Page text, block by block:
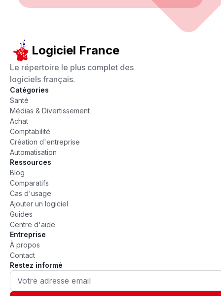
Logiciel France
Le répertoire le plus complet des
logiciels français.
Catégories
Santé
Médias & Divertissement
Achat
Comptabilité
Création d'entreprise
Automatisation
Ressources
Blog
Comparatifs
Cas d'usage
Ajouter un logiciel
Guides
Centre d'aide
Entreprise
À propos
Contact
Restez informé